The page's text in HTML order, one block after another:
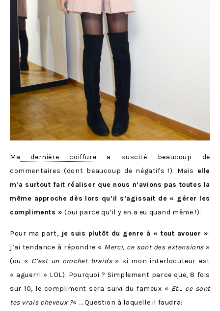
Ma dernière coiffure a suscité beaucoup de
commentaires (dont beaucoup de négatifs !). Mais elle
m’a surtout fait réaliser que nous n’avions pas toutes la
même approche dès lors qu’il s’agissait de « gérer les
compliments » (oui parce qu’il y en a eu quand même !).
Pour ma part, je suis plutôt du genre à « tout avouer »:
j’ai tendance à répondre « Merci, ce sont des extensions»
(ou « C’est un crochet braids» si mon interlocuteur est
« aguerri » LOL). Pourquoi ? Simplement parce que, 8 fois
sur 10, le compliment sera suivi du fameux « Et… ce sont
tes vrais cheveux ?« … Question à laquelle il faudra: